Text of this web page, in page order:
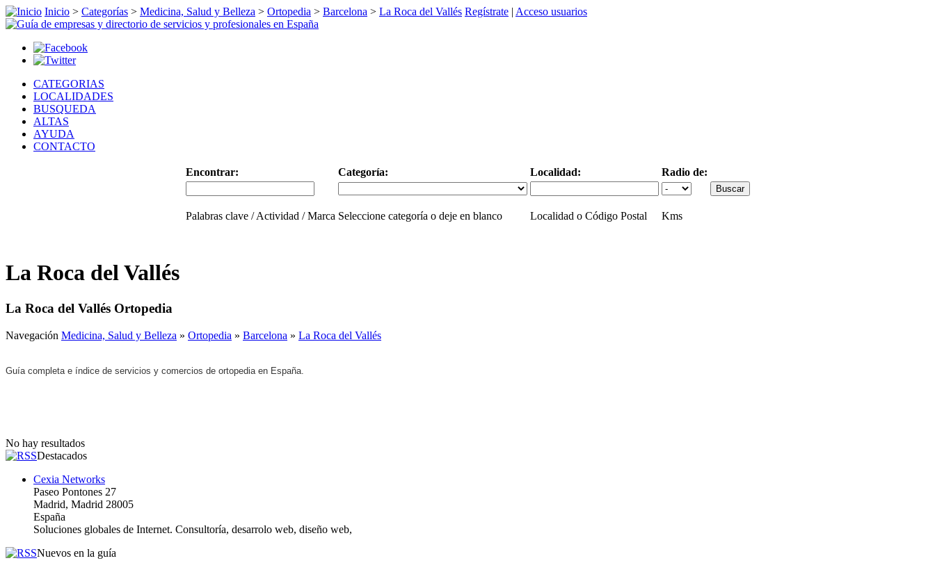
Inicio > Categorías > Medicina, Salud y Belleza > Ortopedia > Barcelona > La Roca del Vallés Regístrate | Acceso usuarios
CATEGORIAS
LOCALIDADES
BUSQUEDA
ALTAS
AYUDA
CONTACTO
Encontrar: Categoría: Localidad: Radio de:
Palabras clave / Actividad / Marca Seleccione categoría o deje en blanco Localidad o Código Postal Kms
La Roca del Vallés
La Roca del Vallés Ortopedia
Navegación Medicina, Salud y Belleza » Ortopedia » Barcelona » La Roca del Vallés
Guía completa e índice de servicios y comercios de ortopedia en España.
No hay resultados
Destacados
Cexia Networks
Paseo Pontones 27
Madrid, Madrid 28005
España
Soluciones globales de Internet. Consultoría, desarrolo web, diseño web,
Nuevos en la guía